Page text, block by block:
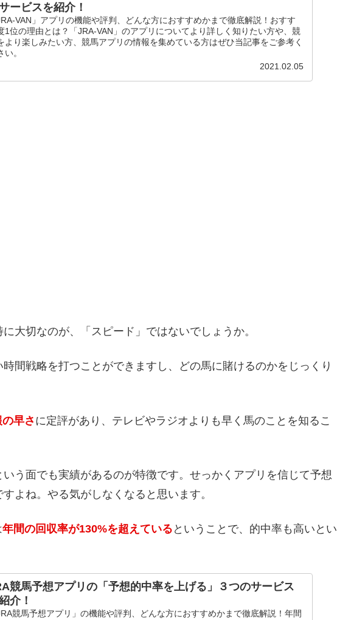
ービスを紹介！
VAN」アプリの機能や評判、どんな方におすすめかまで徹底解説！おすす
1位の理由とは？「JRA-VAN」のアプリについてより詳しく知りたい方や、競
より楽しみたい方、競馬アプリの情報を集めている方はぜひ当記事をご参考く
い。
2021.02.05
大切なのが、「スピード」ではないでしょうか。
間戦略を打つことができますし、どの馬に賭けるのかをじっくり
早さ に定評があり、テレビやラジオよりも早く馬のことを知るこ
いう面でも実績があるのが特徴です。せっかくアプリを信じて予想
よね。やる気がしなくなると思います。
年間の回収率が130%を超えている ということで、的中率も高いとい
競馬予想アプリの「予想的中率を上げる」３つのサービス
介！
競馬予想アプリ」の機能や評判、どんな方におすすめかまで徹底解説！年間